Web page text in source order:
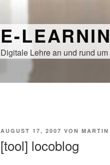
E-
Digitale Lehre an und rund
VERÖFFENTLICHT
AUGUST 17, 2007 VON MARTIN
[tool] locoblog